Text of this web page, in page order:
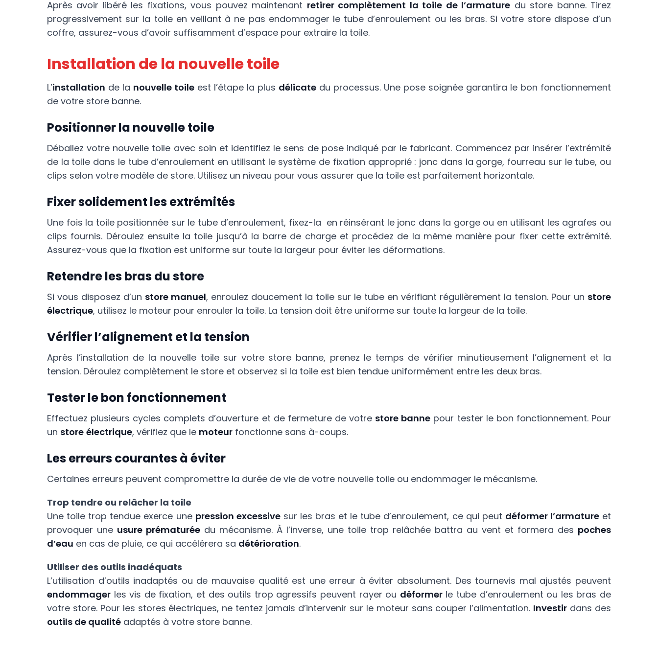
Après avoir libéré les fixations, vous pouvez maintenant retirer complètement la toile de l’armature du store banne. Tirez
progressivement sur la toile en veillant à ne pas endommager le tube d’enroulement ou les bras. Si votre store dispose d’un
coffre, assurez-vous d’avoir suffisamment d’espace pour extraire la toile.
Installation de la nouvelle toile
L’installation de la nouvelle toile est l’étape la plus délicate du processus. Une pose soignée garantira le bon fonctionnement
de votre store banne.
Positionner la nouvelle toile
Déballez votre nouvelle toile avec soin et identifiez le sens de pose indiqué par le fabricant. Commencez par insérer l’extrémité
de la toile dans le tube d’enroulement en utilisant le système de fixation approprié : jonc dans la gorge, fourreau sur le tube, ou
clips selon votre modèle de store. Utilisez un niveau pour vous assurer que la toile est parfaitement horizontale.
Fixer solidement les extrémités
Une fois la toile positionnée sur le tube d’enroulement, fixez-la en réinsérant le jonc dans la gorge ou en utilisant les agrafes ou
clips fournis. Déroulez ensuite la toile jusqu’à la barre de charge et procédez de la même manière pour fixer cette extrémité.
Assurez-vous que la fixation est uniforme sur toute la largeur pour éviter les déformations.
Retendre les bras du store
Si vous disposez d’un store manuel, enroulez doucement la toile sur le tube en vérifiant régulièrement la tension. Pour un store
électrique, utilisez le moteur pour enrouler la toile. La tension doit être uniforme sur toute la largeur de la toile.
Vérifier l’alignement et la tension
Après l’installation de la nouvelle toile sur votre store banne, prenez le temps de vérifier minutieusement l’alignement et la
tension. Déroulez complètement le store et observez si la toile est bien tendue uniformément entre les deux bras.
Tester le bon fonctionnement
Effectuez plusieurs cycles complets d’ouverture et de fermeture de votre store banne pour tester le bon fonctionnement. Pour
un store électrique, vérifiez que le moteur fonctionne sans à-coups.
Les erreurs courantes à éviter
Certaines erreurs peuvent compromettre la durée de vie de votre nouvelle toile ou endommager le mécanisme.
Trop tendre ou relâcher la toile
Une toile trop tendue exerce une pression excessivesur les bras et le tube d’enroulement, ce qui peut déformer l’armatureet
provoquer une usure prématurée du mécanisme. À l’inverse, une toile trop relâchée battra au vent et formera des poches
d’eau en cas de pluie, ce qui accélérera sa détérioration.
Utiliser des outils inadéquats
L’utilisation d’outils inadaptés ou de mauvaise qualité est une erreur à éviter absolument. Des tournevis mal ajustés peuvent
endommager les vis de fixation, et des outils trop agressifs peuvent rayer ou déformerle tube d’enroulement ou les bras de
votre store. Pour les stores électriques, ne tentez jamais d’intervenir sur le moteur sans couper l’alimentation. Investir dans des
outils de qualité adaptés à votre store banne.